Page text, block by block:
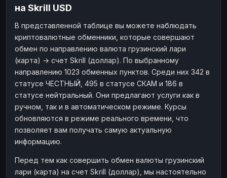
Наличные RUB
Наличные USD
Наличные
Наличные
Наличные
на Skrill USD
В представленной таблице вы можете наблюдать
криптовалютные обменники, которые совершают
обмен по направлению валюта грузинский лари
(карта) → счет Skrill (доллар). По выбранному
направлению 1023 обменных пунктов. Среди них 342 в
статусе ЧЕСТНЫЙ, 495 в статусе СКАМ и 186 в
статусе нейтральный. Они предлагают услуги как в
ручном, так и в автоматическом режиме. Курсы
обновляются в режиме реального времени, что
позволяет вам получать самую актуальную
информацию.
Перед тем как совершить обмен валюты грузинский
лари (карта) на счет Skrill (доллар), мы настоятельно